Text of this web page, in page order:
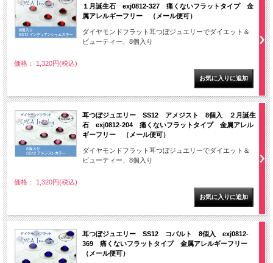
１月誕生石 exj0812-327 痛くないフラットタイプ 金
属アレルギーフリー （メール便可）
ダイヤモンドフラット耳つぼジュエリーでダイエット＆
ビューティー、8個入り
価格： 1,320円(税込)
耳つぼジュエリー SS12 アメジスト 8個入 ２月誕生
石 exj0812-204 痛くないフラットタイプ 金属アレル
ギーフリー （メール便可）
ダイヤモンドフラット耳つぼジュエリーでダイエット＆
ビューティー、8個入り
価格： 1,320円(税込)
耳つぼジュエリー SS12 コバルト 8個入 exj0812-
369 痛くないフラットタイプ 金属アレルギーフリー
（メール便可）